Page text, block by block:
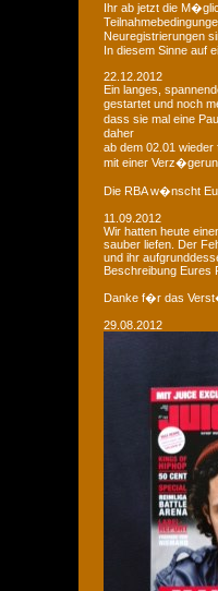
Ihr ab jetzt die
Neuregistrierungen
In diesem Sinne auf
22.12.2012
Ein langes,
gestartet und noch
dass sie mal eine
daher
ab dem 02.01
mit einer
Die RBA w�nscht
11.09.2012
Wir hatten heute
sauber liefen. Der
und ihr
Beschreibung Eures
Danke f�r das
29.08.2012